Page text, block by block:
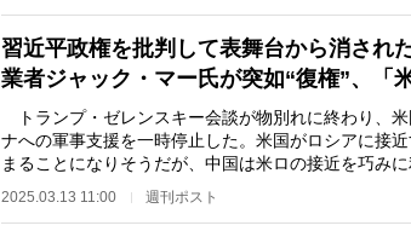
習近平政権を批判して表舞台から消され
業者ジャック・マー氏が突如“復権”、「
トランプ・ゼレンスキー会談が物別れに終わり、米
ナへの軍事支援を一時停止した。米国がロシアに接
まることになりそうだが、中国は米ロの接近を巧みに
済面でも攻勢をかけ…
2025.03.13 11:00 週刊ポスト